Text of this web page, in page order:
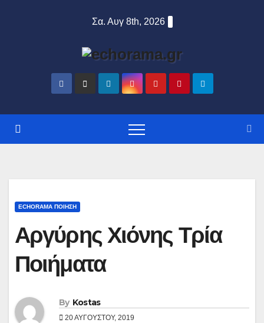
Σα. Αυγ 8th, 2026
ECHORAMA ΠΟΙΗΣΗ
Αργύρης Χιόνης Τρία
Ποιήματα
By Kostas
20 ΑΥΓΟΎΣΤΟΥ, 2019